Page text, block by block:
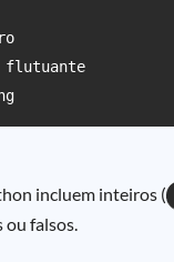
flutuante
incluem inteiros (
ou falsos.